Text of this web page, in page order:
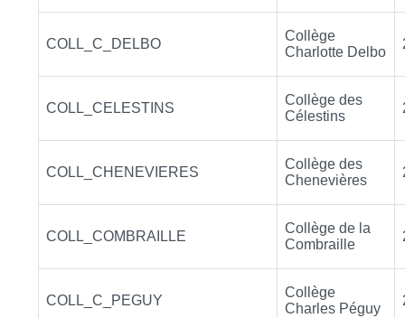
COLL_C_DELBO
Collège
Charlotte Delbo
COLL_CELESTINS
Collège des
Célestins
COLL_CHENEVIERES
Collège des
Chenevières
COLL_COMBRAILLE
Collège de la
Combraille
COLL_C_PEGUY
Collège
Charles Péguy